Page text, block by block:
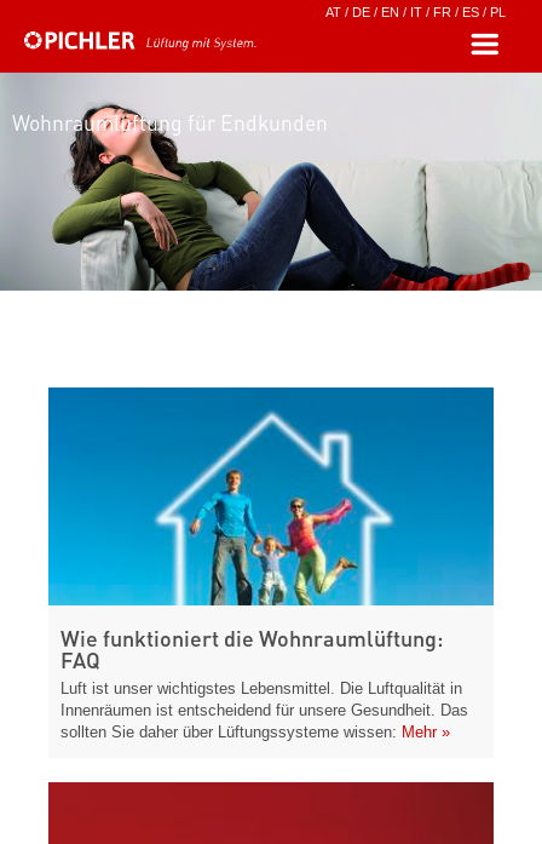
AT / DE / EN / IT / FR / ES / PL
Wohnraumlüftung für Endkunden
Wie funktioniert die Wohnraumlüftung:
FAQ
Luft ist unser wichtigstes Lebensmittel. Die Luftqualität in
Innenräumen ist entscheidend für unsere Gesundheit. Das
sollten Sie daher über Lüftungssysteme wissen: Mehr »